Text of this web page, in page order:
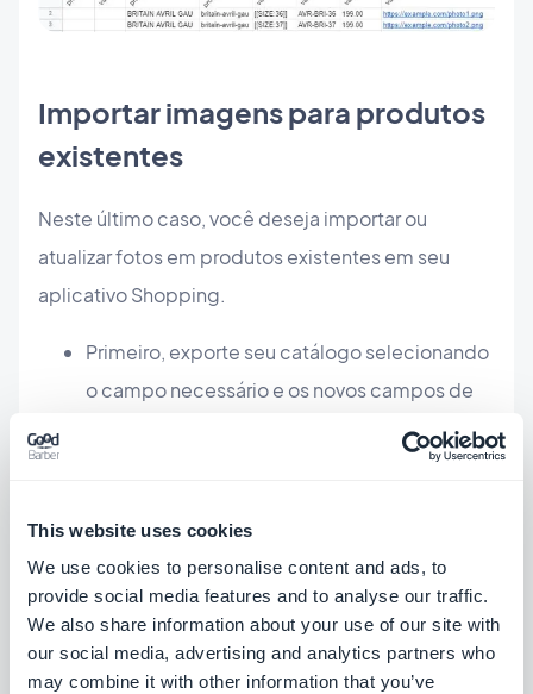
This website uses cookies
We use cookies to personalise content and ads, to
provide social media features and to analyse our traffic.
We also share information about your use of our site with
our social media, advertising and analytics partners who
may combine it with other information that you’ve
Importar imagens para produtos
existentes
Neste último caso, você deseja importar ou
atualizar fotos em produtos existentes em seu
aplicativo Shopping.
Primeiro, exporte seu catálogo selecionando
o campo necessário e os novos campos de